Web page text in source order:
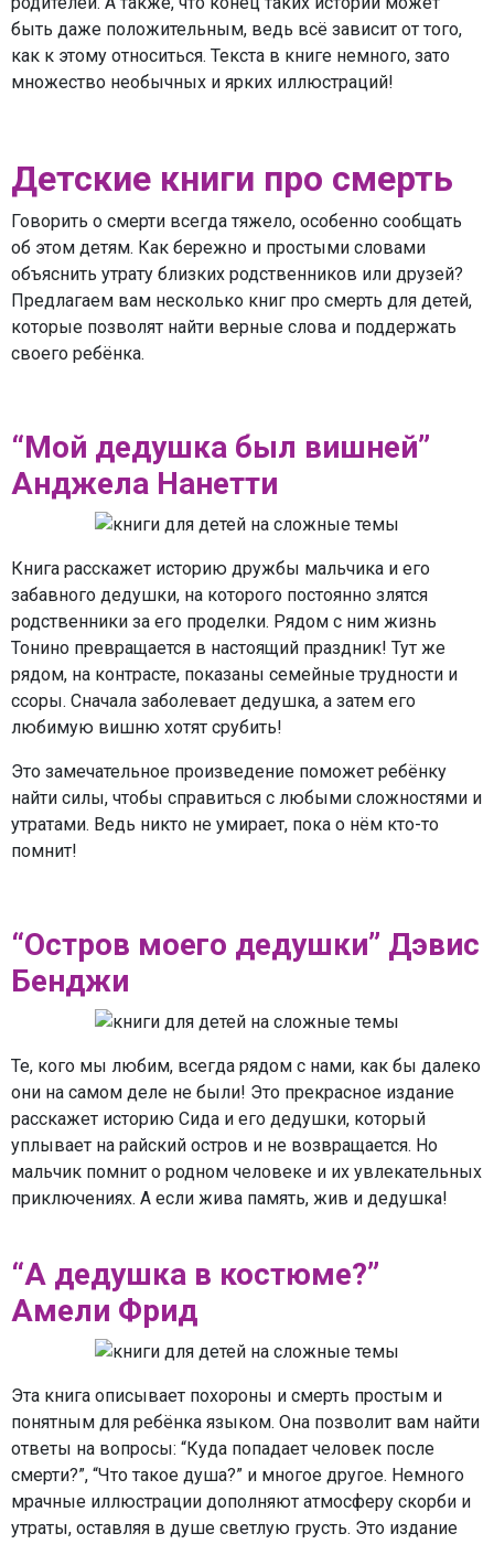
быть даже положительным, ведь всё зависит от того,
как к этому относиться. Текста в книге немного, зато
множество необычных и ярких иллюстраций!
Детские книги про смерть
Говорить о смерти всегда тяжело, особенно сообщать
об этом детям. Как бережно и простыми словами
объяснить утрату близких родственников или друзей?
Предлагаем вам несколько книг про смерть для детей,
которые позволят найти верные слова и поддержать
своего ребёнка.
“Мой дедушка был вишней”
Анджела Нанетти
Книга расскажет историю дружбы мальчика и его
забавного дедушки, на которого постоянно злятся
родственники за его проделки. Рядом с ним жизнь
Тонино превращается в настоящий праздник! Тут же
рядом, на контрасте, показаны семейные трудности и
ссоры. Сначала заболевает дедушка, а затем его
любимую вишню хотят срубить!
Это замечательное произведение поможет ребёнку
найти силы, чтобы справиться с любыми сложностями и
утратами. Ведь никто не умирает, пока о нём кто-то
помнит!
“Остров моего дедушки” Дэвис
Бенджи
Те, кого мы любим, всегда рядом с нами, как бы далеко
они на самом деле не были! Это прекрасное издание
расскажет историю Сида и его дедушки, который
уплывает на райский остров и не возвращается. Но
мальчик помнит о родном человеке и их увлекательных
приключениях. А если жива память, жив и дедушка!
“А дедушка в костюме?”
Амели Фрид
Эта книга описывает похороны и смерть простым и
понятным для ребёнка языком. Она позволит вам найти
ответы на вопросы: “Куда попадает человек после
смерти?”, “Что такое душа?” и многое другое. Немного
мрачные иллюстрации дополняют атмосферу скорби и
утраты, оставляя в душе светлую грусть. Это издание